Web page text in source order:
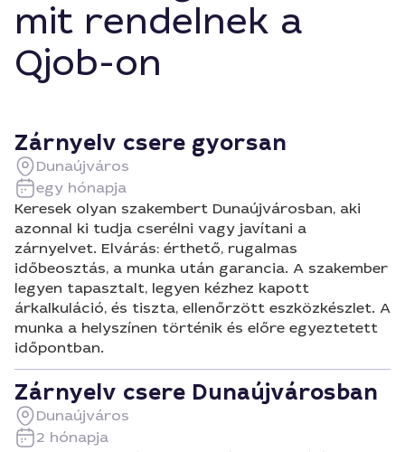
mit rendelnek a
Qjob-on
Zárnyelv csere gyorsan
Dunaújváros
egy hónapja
Keresek olyan szakembert Dunaújvárosban, aki
azonnal ki tudja cserélni vagy javítani a
zárnyelvet. Elvárás: érthető, rugalmas
időbeosztás, a munka után garancia. A szakember
legyen tapasztalt, legyen kézhez kapott
árkalkuláció, és tiszta, ellenőrzött eszközkészlet. A
munka a helyszínen történik és előre egyeztetett
időpontban.
Zárnyelv csere Dunaújvárosban
Dunaújváros
2 hónapja